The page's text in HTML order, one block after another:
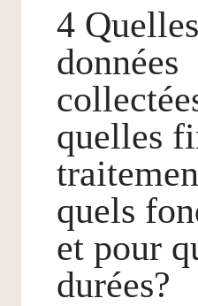
4
données
quelles
quels
et pour
durées?